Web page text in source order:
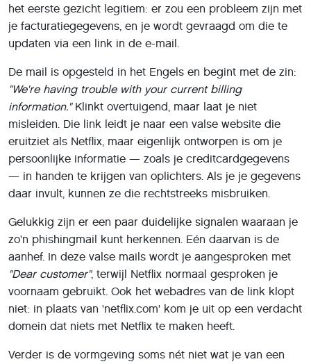
het eerste gezicht legitiem: er zou een probleem zijn met
je facturatiegegevens, en je wordt gevraagd om die te
updaten via een link in de e-mail.
De mail is opgesteld in het Engels en begint met de zin:
"We're having trouble with your current billing
information."Klinkt overtuigend, maar laat je niet
misleiden. Die link leidt je naar een valse website die
eruitziet als Netflix, maar eigenlijk ontworpen is om je
persoonlijke informatie — zoals je creditcardgegevens
— in handen te krijgen van oplichters. Als je je gegevens
daar invult, kunnen ze die rechtstreeks misbruiken.
Gelukkig zijn er een paar duidelijke signalen waaraan je
zo'n phishingmail kunt herkennen. Eén daarvan is de
aanhef. In deze valse mails wordt je aangesproken met
"Dear customer", terwijl Netflix normaal gesproken je
voornaam gebruikt. Ook het webadres van de link klopt
niet: in plaats van 'netflix.com' kom je uit op een verdacht
domein dat niets met Netflix te maken heeft.
Verder is de vormgeving soms nét niet wat je van een